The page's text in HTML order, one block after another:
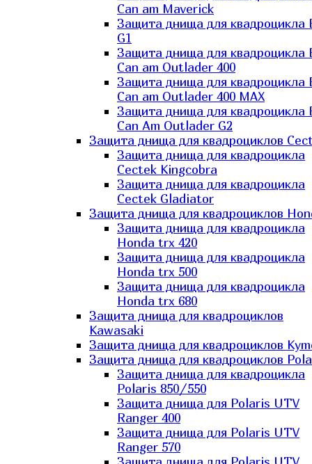
Can am Maverick
Защита днища для квадроцикла
G1
Защита днища для квадроцикла
Can am Outlader 400
Защита днища для квадроцикла
Can am Outlader 400 MAX
Защита днища для квадроцикла
Can Аm Outlader G2
Защита днища для квадроциклов
Защита днища для квадроцикла
Cectek Kingcobra
Защита днища для квадроцикла
Cectek Gladiator
Защита днища для квадроциклов
Защита днища для квадроцикла
Honda trx 420
Защита днища для квадроцикла
Honda trx 500
Защита днища для квадроцикла
Honda trx 680
Защита днища для квадроциклов
Kawasaki
Защита днища для квадроциклов
Защита днища для квадроциклов
Защита днища для квадроцикла
Polaris 850/550
Защита днища для Polaris UTV
Ranger 400
Защита днища для Polaris UTV
Ranger 570